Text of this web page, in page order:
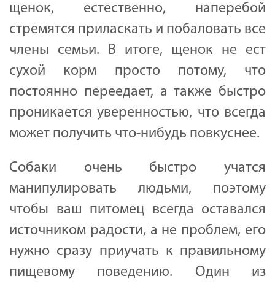
щенок, естественно, наперебой
стремятся приласкать и побаловать все
члены семьи. В итоге, щенок не ест
сухой корм просто потому, что
постоянно переедает, а также быстро
проникается уверенностью, что всегда
может получить что-нибудь повкуснее.
Собаки очень быстро учатся
манипулировать людьми, поэтому
чтобы ваш питомец всегда оставался
источником радости, а не проблем, его
нужно сразу приучать к правильному
пищевому поведению. Один из